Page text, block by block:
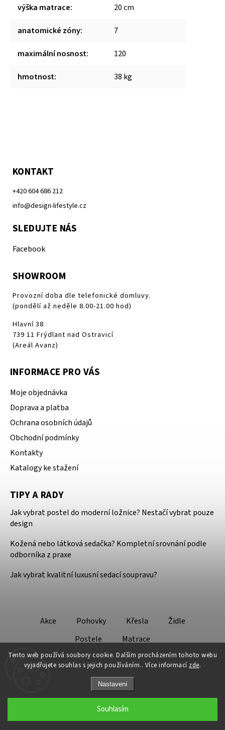
Tento web používá soubory cookie. Dalším procházením tohoto webu
vyjadřujete souhlas s jejich používáním.. Více informací zde.
Nastavení
Souhlasím
výška matrace: 20 cm
anatomické zóny: 7
maximální nosnost: 120
hmotnost: 38 kg
KONTAKT
+420 604 686 212
info@design-lifestyle.cz
SLEDUJTE NÁS
Facebook
SHOWROOM
Provozní doba dle telefonické domluvy.
(pondělí až neděle 8.00-21.00 hod)
Hlavní 38
739 11 Frýdlant nad Ostravicí
(Areál Avanz)
INFORMACE PRO VÁS
Moje objednávka
Doprava a platba
Ochrana osobních údajů
Obchodní podmínky
Kontakty
Katalogy ke stažení
TIPY A RADY
Jak vybrat postel do moderní ložnice? Nestačí vybrat pouze
design
Kožená nebo látková sedačka? Kompletní srovnání podle
odborníka z praxe
Jak vybrat kvalitní luxusní sedací soupravu?
Akce Pohovky Křesla
Židle
Postele
Matrace